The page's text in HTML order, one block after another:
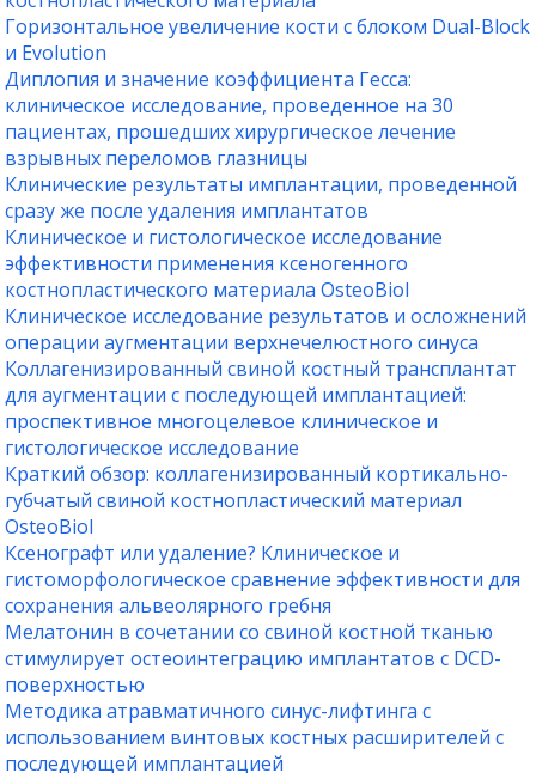
Горизонтальное увеличение кости с блоком Dual-Block
и Evolution
Диплопия и значение коэффициента Гесса:
клиническое исследование, проведенное на 30
пациентах, прошедших хирургическое лечение
взрывных переломов глазницы
Клинические результаты имплантации, проведенной
сразу же после удаления имплантатов
Клиническое и гистологическое исследование
эффективности применения ксеногенного
костнопластического материала OsteoBiol
Клиническое исследование результатов и осложнений
операции аугментации верхнечелюстного синуса
Коллагенизированный свиной костный трансплантат
для аугментации с последующей имплантацией:
проспективное многоцелевое клиническое и
гистологическое исследование
Краткий обзор: коллагенизированный кортикально-
губчатый свиной костнопластический материал
OsteoBiol
Ксенографт или удаление? Клиническое и
гистоморфологическое сравнение эффективности для
сохранения альвеолярного гребня
Мелатонин в сочетании со свиной костной тканью
стимулирует остеоинтеграцию имплантатов с DCD-
поверхностью
Методика атравматичного синус-лифтинга с
использованием винтовых костных расширителей с
последующей имплантацией